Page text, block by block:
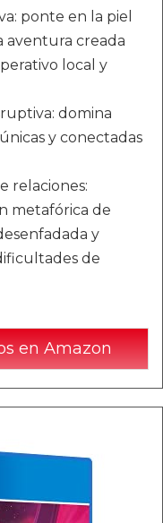
ponte en la piel
aventura creada
local y
domina
y conectadas
relaciones:
metafórica de
y
de
en Amazon